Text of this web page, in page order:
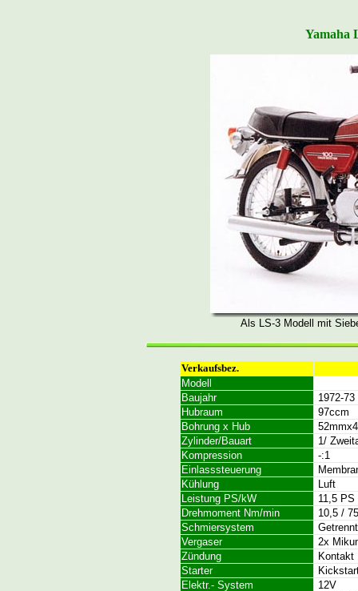
Yamaha
Als LS-3 Modell mit
Verkaufsbez.
Modell
Baujahr
1972-73
Hubraum
97ccm
Bohrung x Hub
Zylinder/Bauart
1/
Kompression
-:1
Einlasssteuerung
Kühlung
Luft
Leistung PS/kW
11,5 PS
Drehmoment Nm/min
10,5 /
Schmiersystem
Getrennt
Vergaser
2x
Zündung
Kontakt
Starter
Elektr.- System
12V